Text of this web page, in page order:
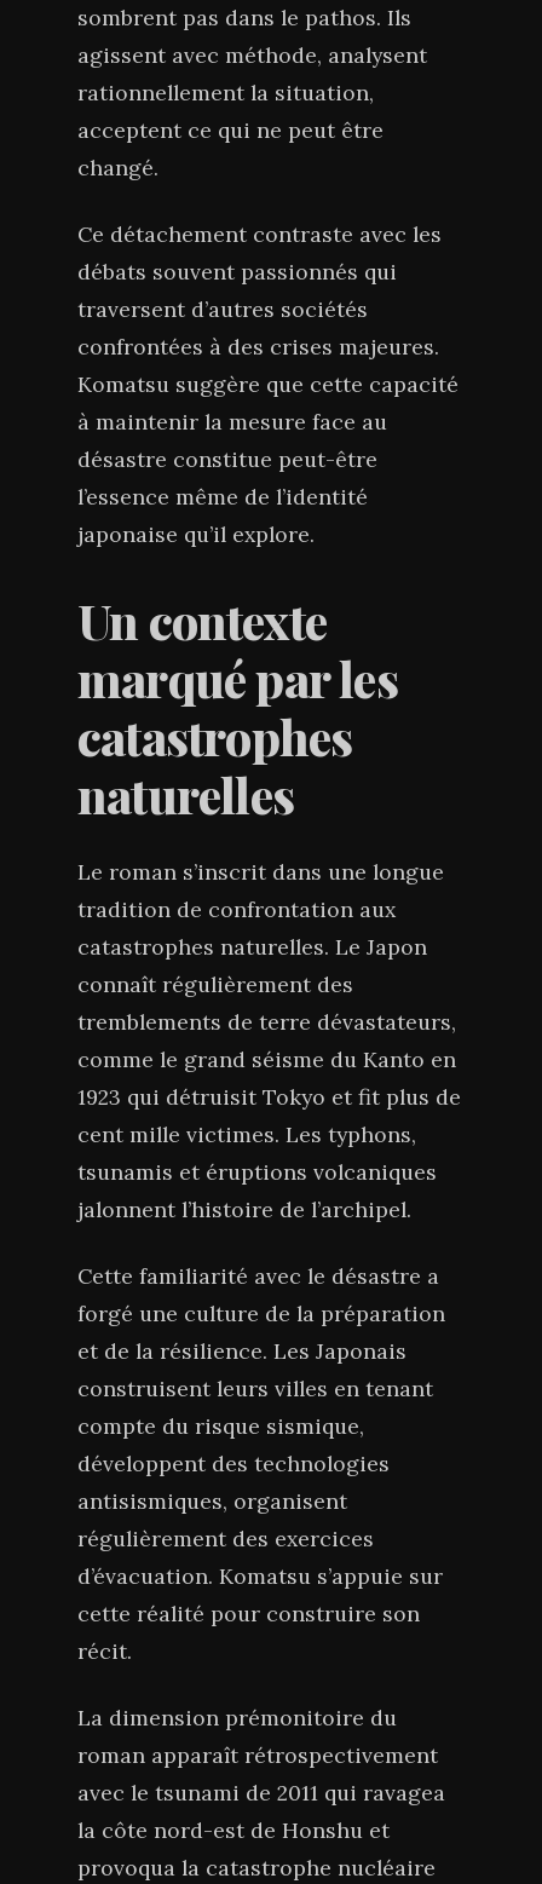
sombrent pas dans le pathos. Ils
agissent avec méthode, analysent
rationnellement la situation,
acceptent ce qui ne peut être
changé.
Ce détachement contraste avec les
débats souvent passionnés qui
traversent d’autres sociétés
confrontées à des crises majeures.
Komatsu suggère que cette capacité
à maintenir la mesure face au
désastre constitue peut-être
l’essence même de l’identité
japonaise qu’il explore.
Un contexte
marqué par les
catastrophes
naturelles
Le roman s’inscrit dans une longue
tradition de confrontation aux
catastrophes naturelles. Le Japon
connaît régulièrement des
tremblements de terre dévastateurs,
comme le grand séisme du Kanto en
1923 qui détruisit Tokyo et fit plus de
cent mille victimes. Les typhons,
tsunamis et éruptions volcaniques
jalonnent l’histoire de l’archipel.
Cette familiarité avec le désastre a
forgé une culture de la préparation
et de la résilience. Les Japonais
construisent leurs villes en tenant
compte du risque sismique,
développent des technologies
antisismiques, organisent
régulièrement des exercices
d’évacuation. Komatsu s’appuie sur
cette réalité pour construire son
récit.
La dimension prémonitoire du
roman apparaît rétrospectivement
avec le tsunami de 2011 qui ravagea
la côte nord-est de Honshu et
provoqua la catastrophe nucléaire